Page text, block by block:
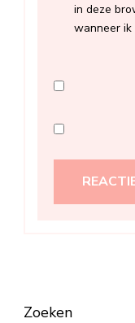
in deze
wanneer ik
Zoeken